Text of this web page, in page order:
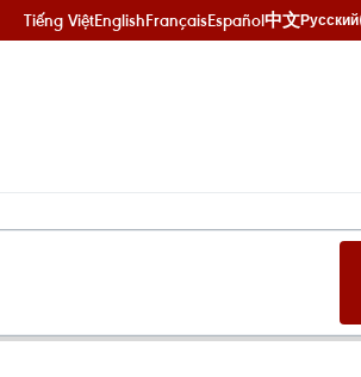
Tiếng ViệtEnglishFrançaisEspañol中文Русский